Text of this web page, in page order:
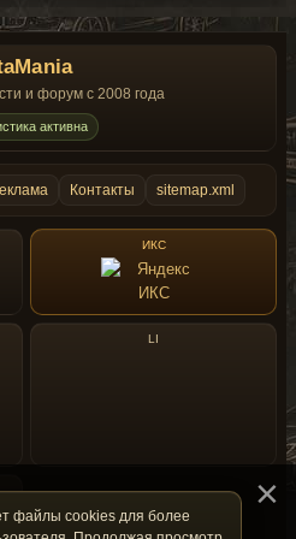
и форум с 2008 года
активна
Контакты sitemap.xml
ИКС
LI
файлы cookies для более